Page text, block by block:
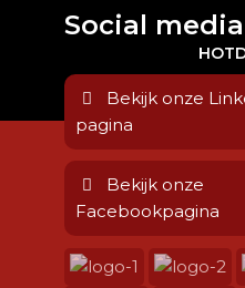
Social media
Bekijk onze
pagina
Bekijk onze
Facebookpagina